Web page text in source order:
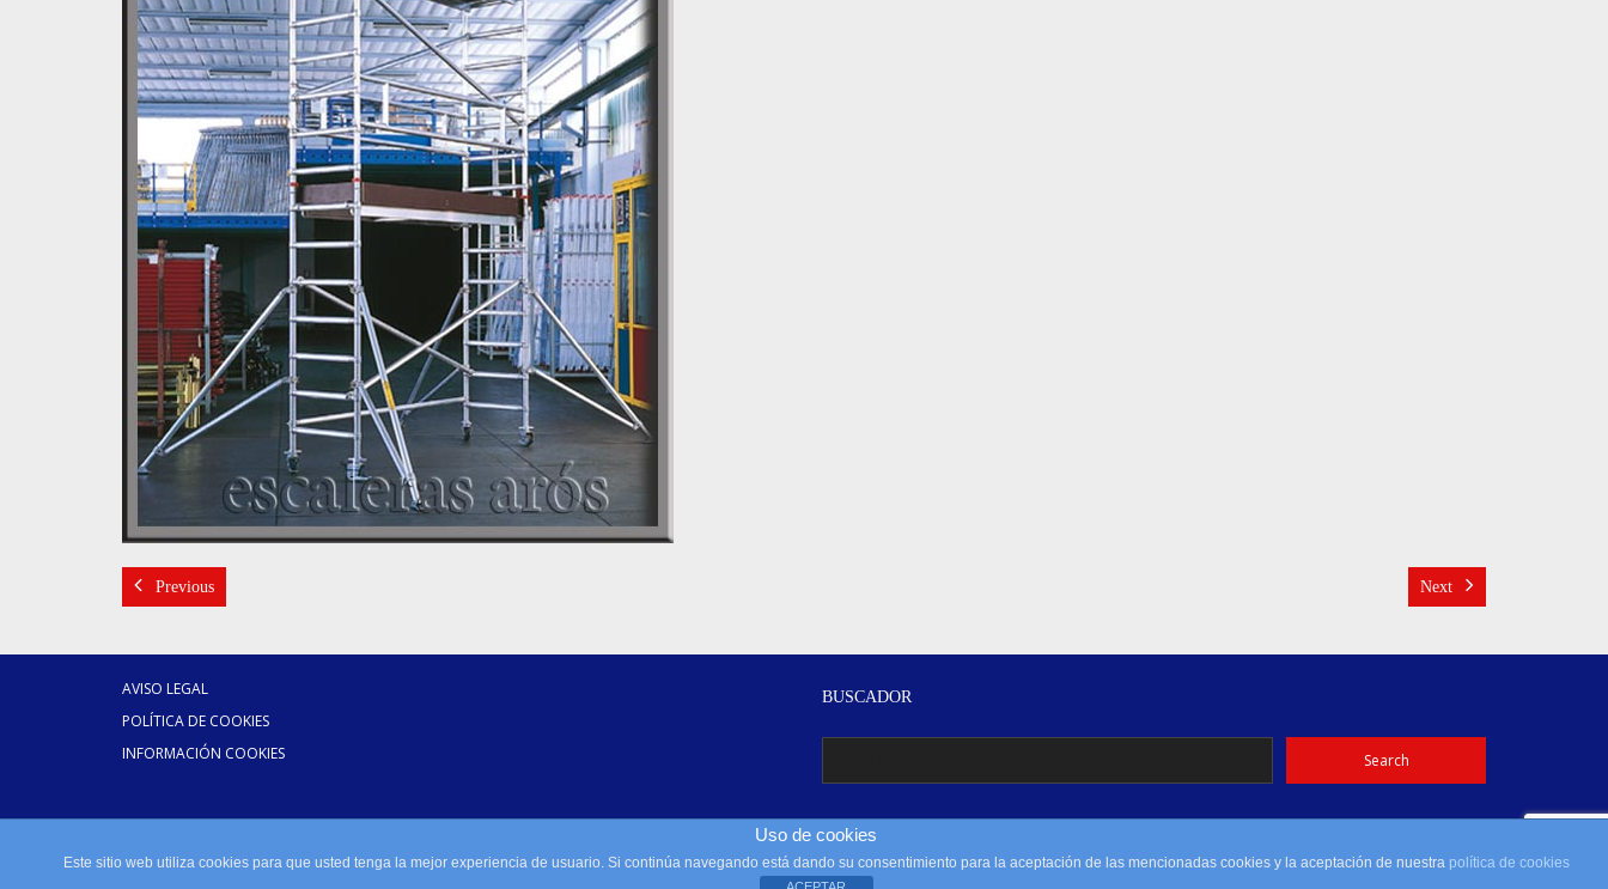
Previous Next
AVISO LEGAL
POLÍTICA DE COOKIES
INFORMACIÓN COOKIES
BUSCADOR
Reservado todos los derechos. Copyright 2015 by Escaleras Arós, S.L.
Uso de cookies
Este sitio web utiliza cookies para que usted tenga la mejor experiencia de usuario. Si continúa navegando está dando su consentimiento para la aceptación de las mencionadas cookies y la aceptación de nuestra política de cookies